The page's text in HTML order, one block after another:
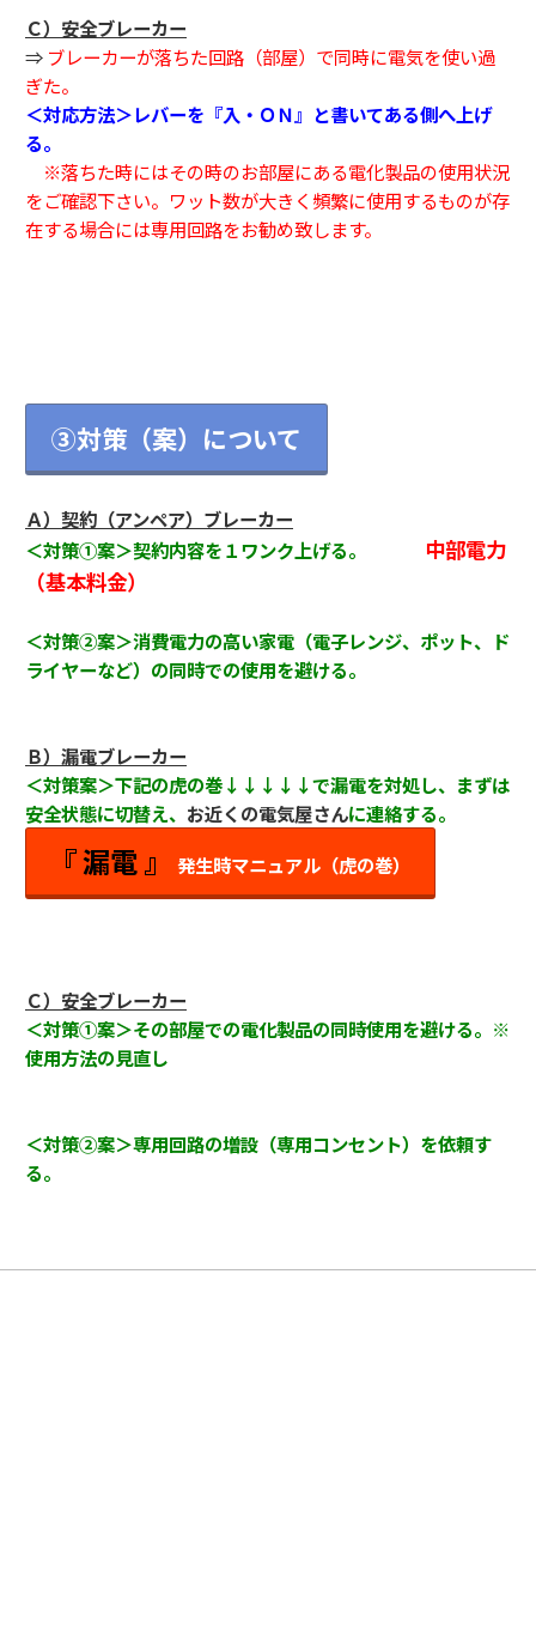
Ｃ）安全ブレーカー
⇒ ブレーカーが落ちた回路（部屋）で同時に電気を使い過
ぎた。
＜対応方法＞レバーを『入・ＯＮ』と書いてある側へ上げ
る。
※落ちた時にはその時のお部屋にある電化製品の使用状況
をご確認下さい。ワット数が大きく頻繁に使用するものが存
在する場合には専用回路をお勧め致します。
③対策（案）について
Ａ）契約（アンペア）ブレーカー
＜対策①案＞契約内容を１ワンク上げる。
中部電力
（基本料金）
＜対策②案＞消費電力の高い家電（電子レンジ、ポット、ド
ライヤーなど）の同時での使用を避ける。
Ｂ）漏電ブレーカー
＜対策案＞下記の虎の巻↓↓↓↓↓で漏電を対処し、まずは
安全状態に切替え、 お近くの電気屋さんに連絡する。
『 漏電 』発生時マニュアル（虎の巻）
Ｃ）安全ブレーカー
＜対策①案＞その部屋での電化製品の同時使用を避ける。※
使用方法の見直し
＜対策②案＞専用回路の増設（専用コンセント）を依頼す
る。